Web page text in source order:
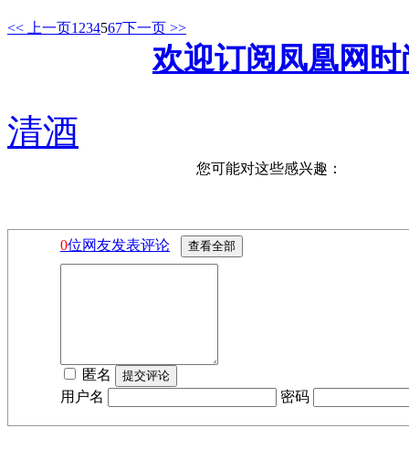
<< 上一页1 234567下一页 >>
欢迎订阅凤凰网
清酒
您可能对这些感兴趣：
0位网友发表评论
匿名
用户名
密码